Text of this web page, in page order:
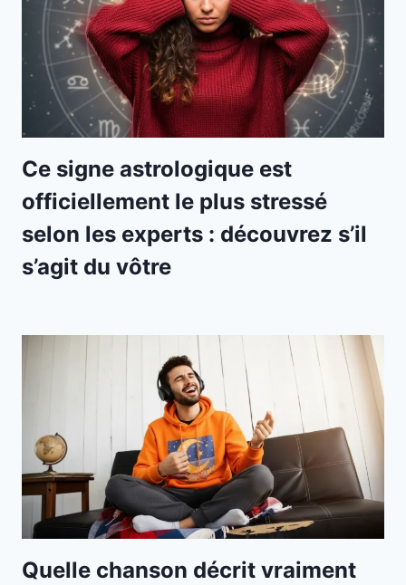
Ce signe astrologique est
officiellement le plus stressé
selon les experts : découvrez s’il
s’agit du vôtre
Quelle chanson décrit vraiment